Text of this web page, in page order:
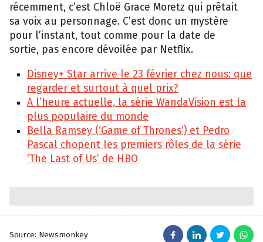
récemment, c’est Chloë Grace Moretz qui prêtait
sa voix au personnage. C’est donc un mystère
pour l’instant, tout comme pour la date de
sortie, pas encore dévoilée par Netflix.
Disney+ Star arrive le 23 février chez nous: que
regarder et surtout à quel prix?
A l’heure actuelle, la série WandaVision est la
plus populaire du monde
Bella Ramsey (‘Game of Thrones’) et Pedro
Pascal chopent les premiers rôles de la série
‘The Last of Us’ de HBO
Source: Newsmonkey